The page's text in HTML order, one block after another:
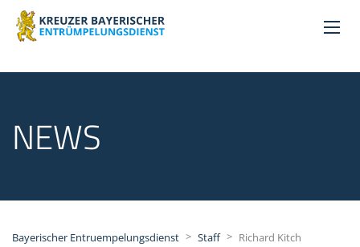
NEWS
Bayerischer Entruempelungsdienst > Staff > Richard Kitch